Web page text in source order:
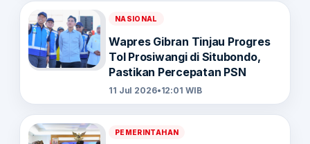
NASIONAL
Wapres Gibran Tinjau Progres
Tol Prosiwangi di Situbondo,
Pastikan Percepatan PSN
11 Jul 2026•12:01 WIB
PEMERINTAHAN